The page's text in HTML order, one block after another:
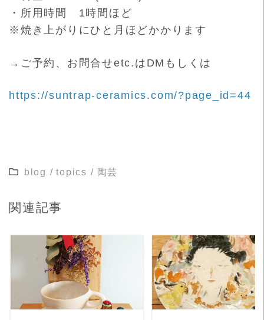
・所用時間 1時間ほど
※焼き上がりにひと月ほどかかります
→ご予約、お問合せetc.はDMもしくは
https://suntrap-ceramics.com/?page_id=44
blog / topics / 陶芸
関連記事
READ MORE READ MORE